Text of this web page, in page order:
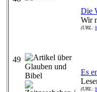
Die
Wir
(URL:
49
Es
(URL: